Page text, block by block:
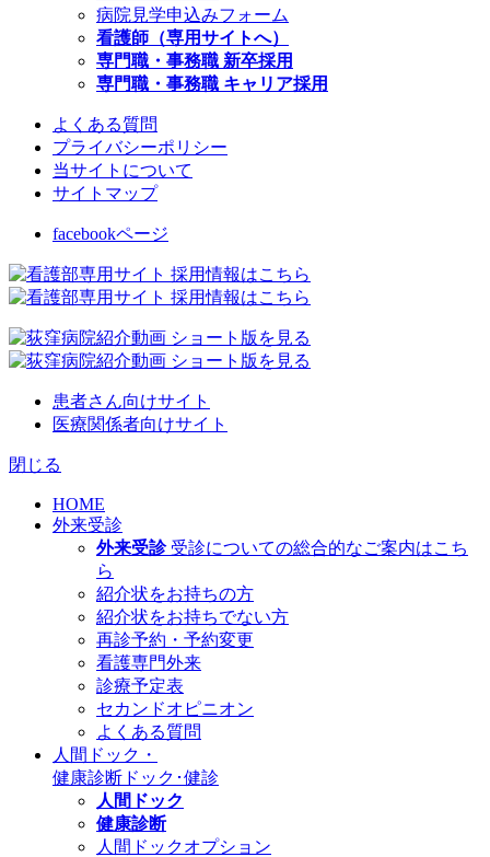
病院見学申込みフォーム
看護師（専用サイトへ）
専門職・事務職 新卒採用
専門職・事務職 キャリア採用
よくある質問
プライバシーポリシー
当サイトについて
サイトマップ
facebookページ
患者さん向けサイト
医療関係者向けサイト
閉じる
HOME
外来受診
外来受診 受診についての総合的なご案内はこち
ら
紹介状をお持ちの方
紹介状をお持ちでない方
再診予約・予約変更
看護専門外来
診療予定表
セカンドオピニオン
よくある質問
人間ドック・
健康診断 ドック･健診
人間ドック
健康診断
人間ドックオプション